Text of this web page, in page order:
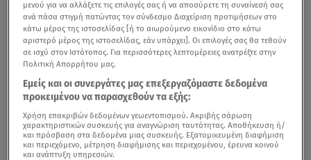
μενού για να αλλάξετε τις επιλογές σας ή να αποσύρετε τη συναίνεσή σας
ανά πάσα στιγμή πατώντας τον σύνδεσμο Διαχείριση προτιμήσεων στο
κάτω μέρος της ιστοσελίδας [ή το αιωρούμενο εικονίδιο στο κάτω
αριστερό μέρος της ιστοσελίδας, εάν υπάρχει]. Οι επιλογές σας θα τεθούν
σε ισχύ στον Ιστότοπος. Για περισσότερες λεπτομέρειες ανατρέξτε στην
Πολιτική Απορρήτου μας.
Εμείς και οι συνεργάτες μας επεξεργαζόμαστε δεδομένα
προκειμένου να παρασχεθούν τα εξής:
Χρήση επακριβών δεδομένων γεωεντοπισμού. Ακριβής σάρωση
χαρακτηριστικών συσκευής για αναγνώριση ταυτότητας. Αποθήκευση ή/
και πρόσβαση στα δεδομένα μιας συσκευής. Εξατομικευμένη διαφήμιση
και περιεχόμενο, μέτρηση διαφήμισης και περιεχομένου, έρευνα κοινού
και ανάπτυξη υπηρεσιών.